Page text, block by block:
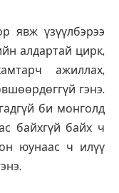
явж үзүүлбэрээ
алдартай цирк,
ажиллах,
гэнэ.
би монголд
байхгүй байх ч
юунаас ч илүү